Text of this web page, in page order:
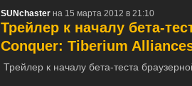
SUNchaster на 15 марта 2012 в 21:10
Трейлер к началу бета-
Conquer: Tiberium
Трейлер к началу бета-теста